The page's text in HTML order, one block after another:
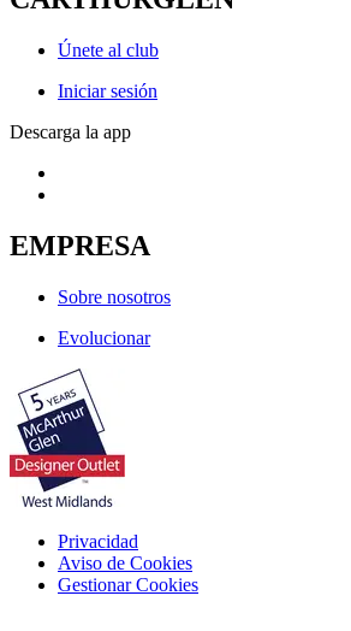
Únete al club
Iniciar sesión
Descarga la app
EMPRESA
Sobre nosotros
Evolucionar
Privacidad
Aviso de Cookies
Gestionar Cookies